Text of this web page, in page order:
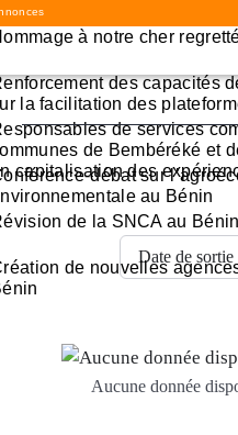
à notre cher
des capacités
la facilitation des
de services
de Bembéréké et
capitalisation des
débat sur
au Bénin
de la SNCA au Bénin
de nouvelles
Aucune donnée